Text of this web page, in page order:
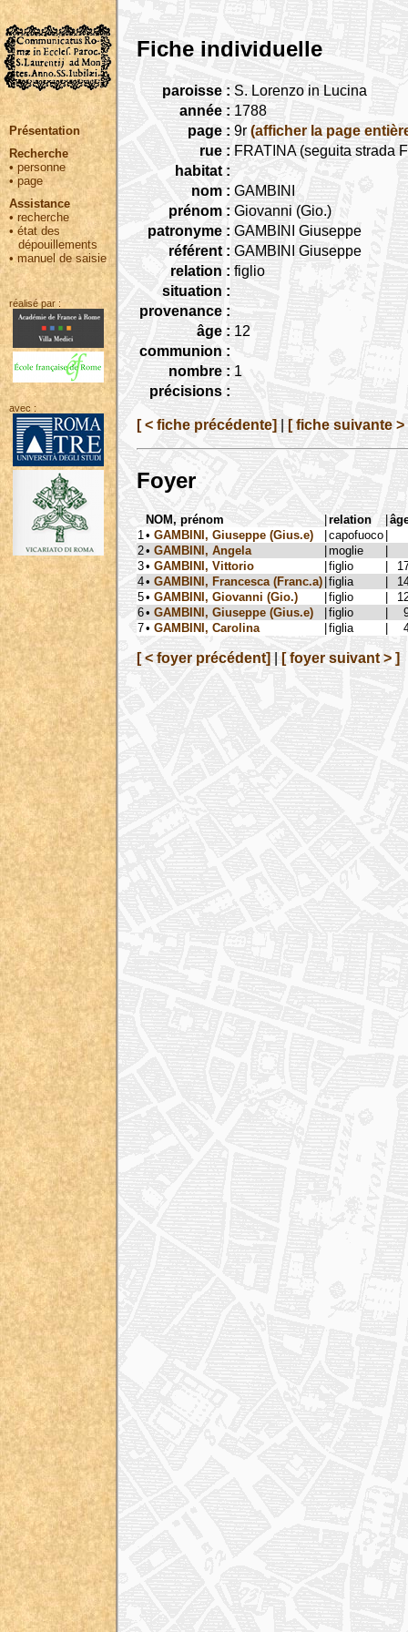
Présentation
Recherche
• personne
•page
Assistance
• recherche
•état des
dépouillements
•manuel de saisie
réalisé par :
avec :
Fiche individuelle
paroisse : S. Lorenzo in Lucina
année : 1788
page : 9r (afficher la page
rue : FRATINA (seguita strada
habitat :
nom : GAMBINI
prénom : Giovanni (Gio.)
patronyme : GAMBINI Giuseppe
référent : GAMBINI Giuseppe
relation : figlio
situation :
provenance :
âge : 12
communion :
nombre : 1
précisions :
[ < fiche précédente] [ fiche suivante >
Foyer
NOM, prénom |relation |
1 • GAMBINI, Giuseppe (Gius.e) |capofuoco |
2• GAMBINI, Angela |moglie
|
3• GAMBINI, Vittorio |figlio |
4• GAMBINI, Francesca (Franc.a) |figlia |
5• GAMBINI, Giovanni (Gio.) |figlio |
6• GAMBINI, Giuseppe (Gius.e) |figlio |
7• GAMBINI, Carolina |figlia |
[ < foyer précédent] [ foyer suivant > ]